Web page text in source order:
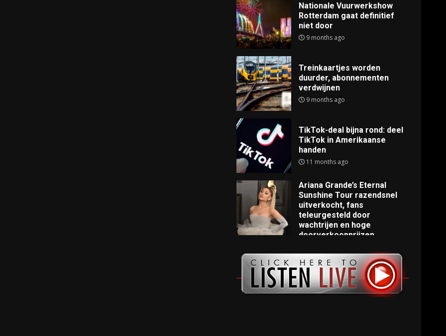
Nationale Vuurwerkshow
Rotterdam gaat definitief
niet door
9 months ago
Treinkaartjes worden
duurder, abonnementen
verdwijnen
9 months ago
TikTok-deal bijna rond: deel
TikTok in Amerikaanse
handen
11 months ago
Ariana Grande’s Eternal
Sunshine Tour razendsnel
uitverkocht, fans
teleurgesteld door
wachtrijen en hoge
doorverkoopprijzen